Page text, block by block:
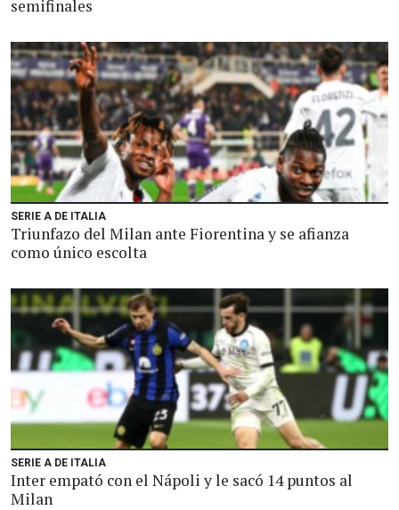
semifinales
SERIE A DE ITALIA
Triunfazo del Milan ante Fiorentina y se afianza
como único escolta
SERIE A DE ITALIA
Inter empató con el Nápoli y le sacó 14 puntos al
Milan